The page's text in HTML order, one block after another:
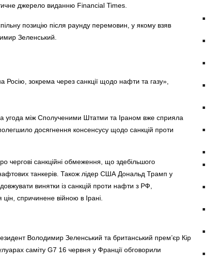
джерело виданню Financial Times.
позицію після раунду перемовин, у якому взяв
Зеленський.
Росію, зокрема через санкції щодо нафти та газу»,
між Сполученими Штатми та Іраном вже сприяла
досягнення консенсусу щодо санкцій проти
чергові санкційні обмеження, що здебільшого
танкерів. Також лідер США Дональд Трамп у
винятки із санкцій проти нафти з РФ,
спричинене війною в Ірані.
Володимир Зеленський та британський прем’єр Кір
саміту G7 16 червня у Франції обговорили